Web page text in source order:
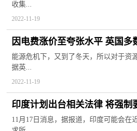
收集...
2022-11-19
因电费涨价至夸张水平 英国多
支选择物理保暖
能源危机下，又到了冬天，所以对于资
据英...
2022-11-19
印度计划出台相关法律 将强制
使用USB-C接口
11月17日消息，据报道，印度可能会在